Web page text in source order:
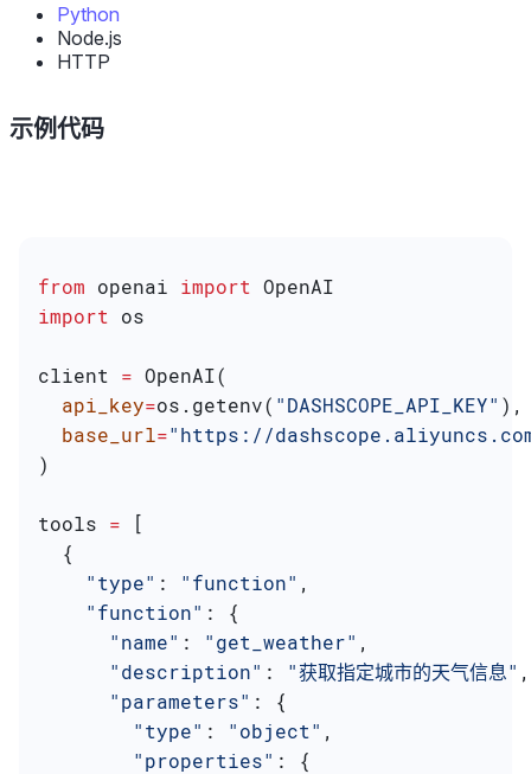
Python
Node.js
HTTP
示例代码
from openai import OpenAI
import os
client = OpenAI(
  api_key
=os.getenv( "DASHSCOPE_API_KEY" ),
  base_url
="https://
)
tools = [
  {
    "type"
: "function" ,
    "function"
: {
      "name"
: "get_weather" ,
      "description"
: "获取指定城市的天气信息" ,
      "parameters"
: {
        "type"
: "object" ,
        "properties"
: {